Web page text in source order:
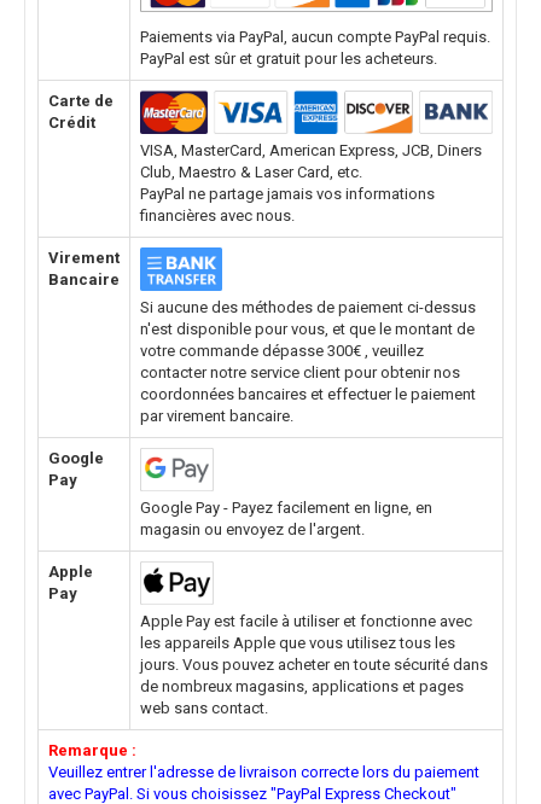
Paiements via PayPal, aucun compte PayPal requis.
PayPal est sûr et gratuit pour les acheteurs.
Carte de
Crédit
VISA, MasterCard, American Express, JCB, Diners
Club, Maestro & Laser Card, etc.
PayPal ne partage jamais vos informations
financières avec nous.
Virement
Bancaire
Si aucune des méthodes de paiement ci-dessus
n'est disponible pour vous, et que le montant de
votre commande dépasse 300€ , veuillez
contacter notre service client pour obtenir nos
coordonnées bancaires et effectuer le paiement
par virement bancaire.
Google
Pay
Google Pay - Payez facilement en ligne, en
magasin ou envoyez de l'argent.
Apple
Pay
Apple Pay est facile à utiliser et fonctionne avec
les appareils Apple que vous utilisez tous les
jours. Vous pouvez acheter en toute sécurité dans
de nombreux magasins, applications et pages
web sans contact.
Remarque :
Veuillez entrer l'adresse de livraison correcte lors du paiement
avec PayPal. Si vous choisissez "PayPal Express Checkout"